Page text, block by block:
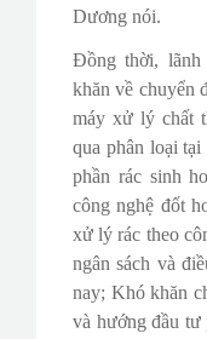
Dương nói.
Đồng thời, lãnh
khăn về chuyển
máy xử lý chất
qua phân loại
phần rác sinh
công nghệ đốt
xử lý rác theo
ngân sách và
nay; Khó khăn
và hướng đầu tư